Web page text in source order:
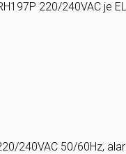
220/240VAC je
240VAC 50/60Hz,